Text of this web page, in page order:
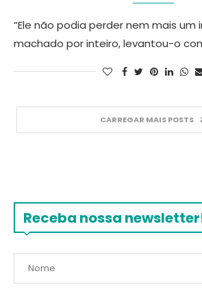
“Ele não podia perder nem mais um
machado por inteiro, levantou-o
CARREGAR MAIS POSTS
Receba nossa